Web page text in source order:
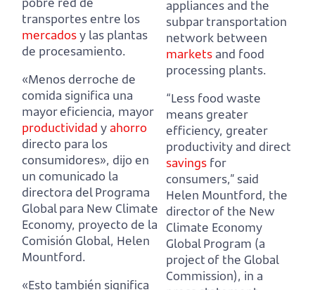
transportes entre los
mercadosy las plantas
de procesamiento.
«Menos derroche de
comida significa una
mayor eficiencia, mayor
productividad y ahorro
directo para los
consumidores», dijo en
un comunicado la
directora del Programa
Global para New Climate
Economy, proyecto de la
Comisión Global, Helen
Mountford.
«Esto también significa
appliances and the
subpar transportation
network between
markets and food
processing plants.
“Less food waste
means greater
efficiency, greater
productivity and direct
savings for
consumers,” said
Helen Mountford, the
director of the New
Climate Economy
Global Program (a
project of the Global
Commission), in a